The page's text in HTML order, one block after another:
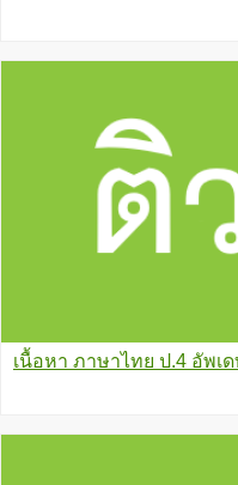
เนื้อหา ภาษาไทย ป.4 อัพเ